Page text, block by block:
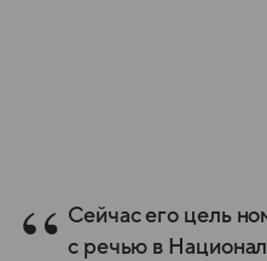
Сейчас его цель
с речью в